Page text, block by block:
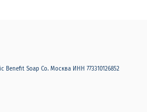
Soap Co. Москва ИНН 773310126852